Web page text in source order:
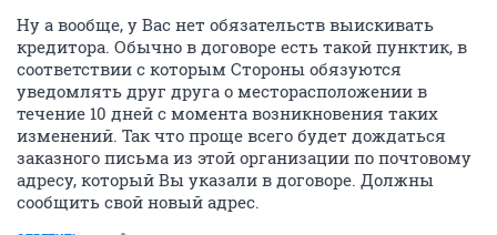
Ну а вообще, у Вас нет обязательств выискивать
кредитора. Обычно в договоре есть такой пунктик, в
соответствии с которым Стороны обязуются
уведомлять друг друга о месторасположении в
течение 10 дней с момента возникновения таких
изменений. Так что проще всего будет дождаться
заказного письма из этой организации по почтовому
адресу, который Вы указали в договоре. Должны
сообщить свой новый адрес.